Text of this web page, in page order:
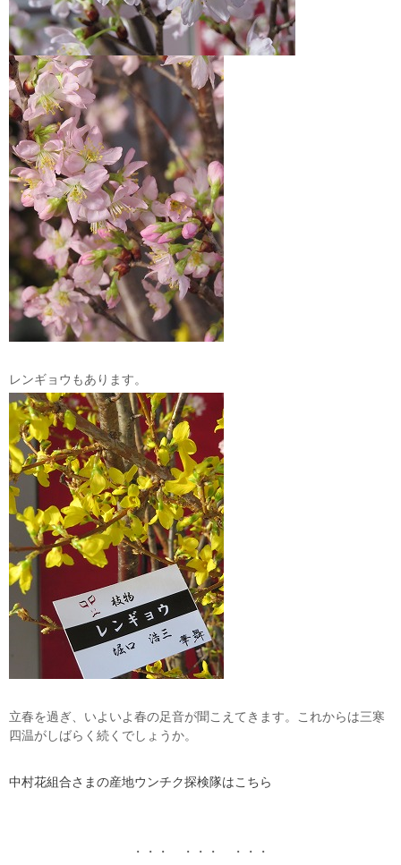
レンギョウもあります。
立春を過ぎ、いよいよ春の足音が聞こえてきます。これからは三寒
四温がしばらく続くでしょうか。
中村花組合さまの産地ウンチク探検隊はこちら
・・・ ・・・ ・・・